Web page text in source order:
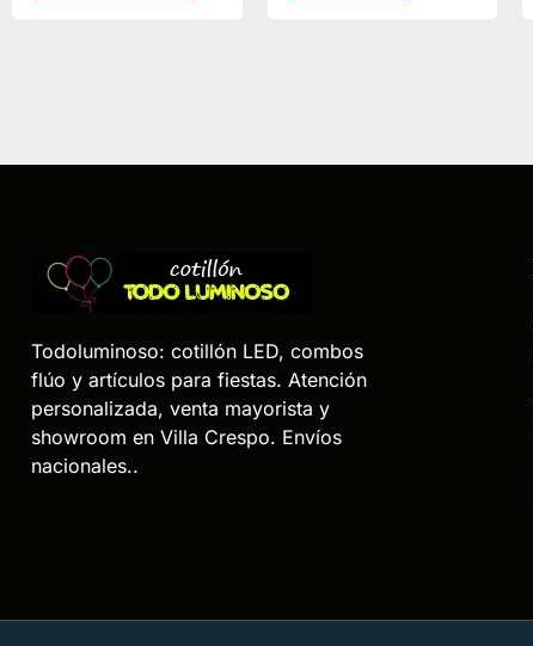
Todoluminoso: cotillón LED, combos
flúo y artículos para fiestas. Atención
personalizada, venta mayorista y
showroom en Villa Crespo. Envíos
nacionales..